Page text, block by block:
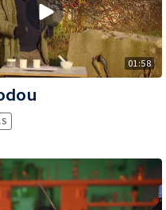
01:58